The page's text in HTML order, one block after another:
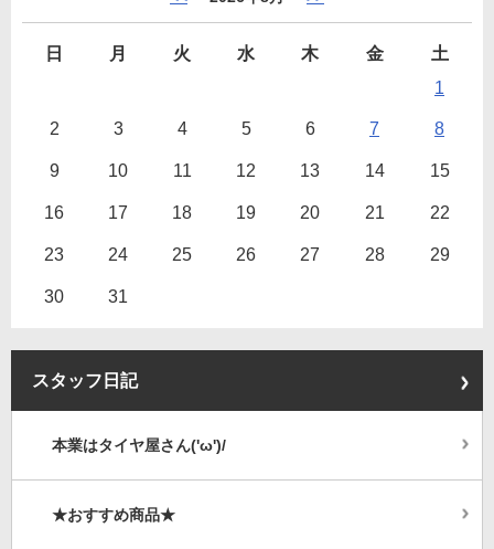
日 月 火 水 木 金
土
1
2 3 4 5 6 7 8
9 10 11 12 13 14 15
16 17 18 19 20 21 22
23 24 25 26 27 28 29
30 31
スタッフ日記
本業はタイヤ屋さん('ω')/
★おすすめ商品★